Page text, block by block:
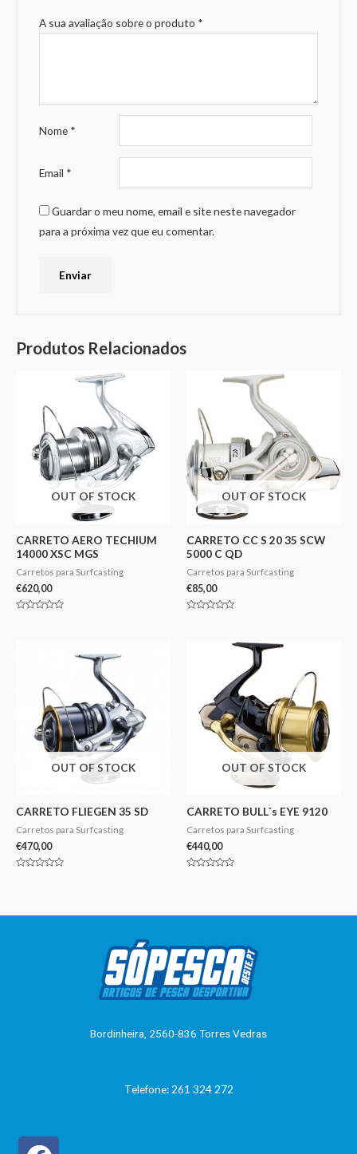
A sua avaliação sobre o produto *
Nome *
Email *
Guardar o meu nome, email e site neste navegador
para a próxima vez que eu comentar.
Produtos Relacionados
OUT OF STOCK
CARRETO AERO TECHIUM
14000 XSC MGS
Carretos para Surfcasting
€620,00
OUT OF STOCK
CARRETO CC S 20 35 SCW
5000 C QD
Carretos para Surfcasting
€85,00
OUT OF STOCK
CARRETO FLIEGEN 35 SD
Carretos para Surfcasting
€470,00
OUT OF STOCK
CARRETO BULL`s EYE 9120
Carretos para Surfcasting
€440,00
Bordinheira, 2560-836 Torres Vedras
Telefone: 261 324 272